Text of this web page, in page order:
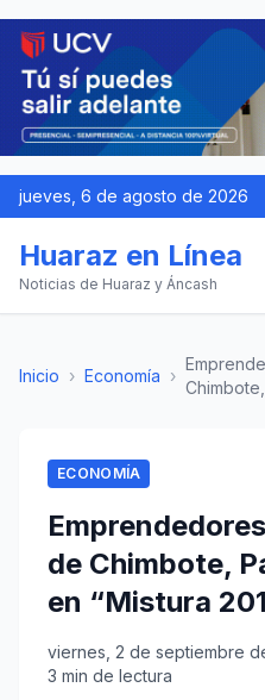
jueves, 6 de agosto de 2026
Huaraz en Línea
Noticias de Huaraz y Áncash
Inicio › Economía ›
ECONOMÍA
de Chimbote,
en “Mistura
viernes, 2 de septiembre
3 min de lectura